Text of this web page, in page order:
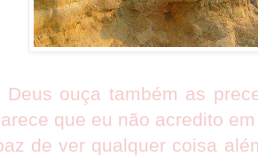
Deus ouça também as
que eu não acredito
de ver qualquer coisa